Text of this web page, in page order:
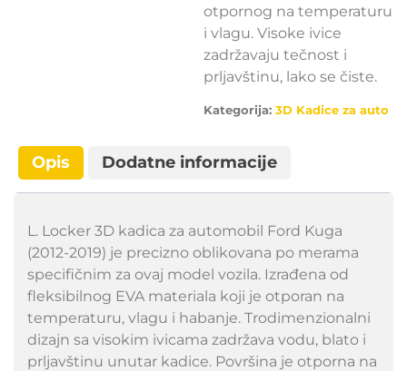
otpornog na temperaturu
i vlagu. Visoke ivice
zadržavaju tečnost i
prljavštinu, lako se čiste.
Kategorija: 3D Kadice za auto
Opis Dodatne informacije
L. Locker 3D kadica za automobil Ford Kuga
(2012-2019) je precizno oblikovana po merama
specifičnim za ovaj model vozila. Izrađena od
fleksibilnog EVA materiala koji je otporan na
temperaturu, vlagu i habanje. Trodimenzionalni
dizajn sa visokim ivicama zadržava vodu, blato i
prljavštinu unutar kadice. Površina je otporna na